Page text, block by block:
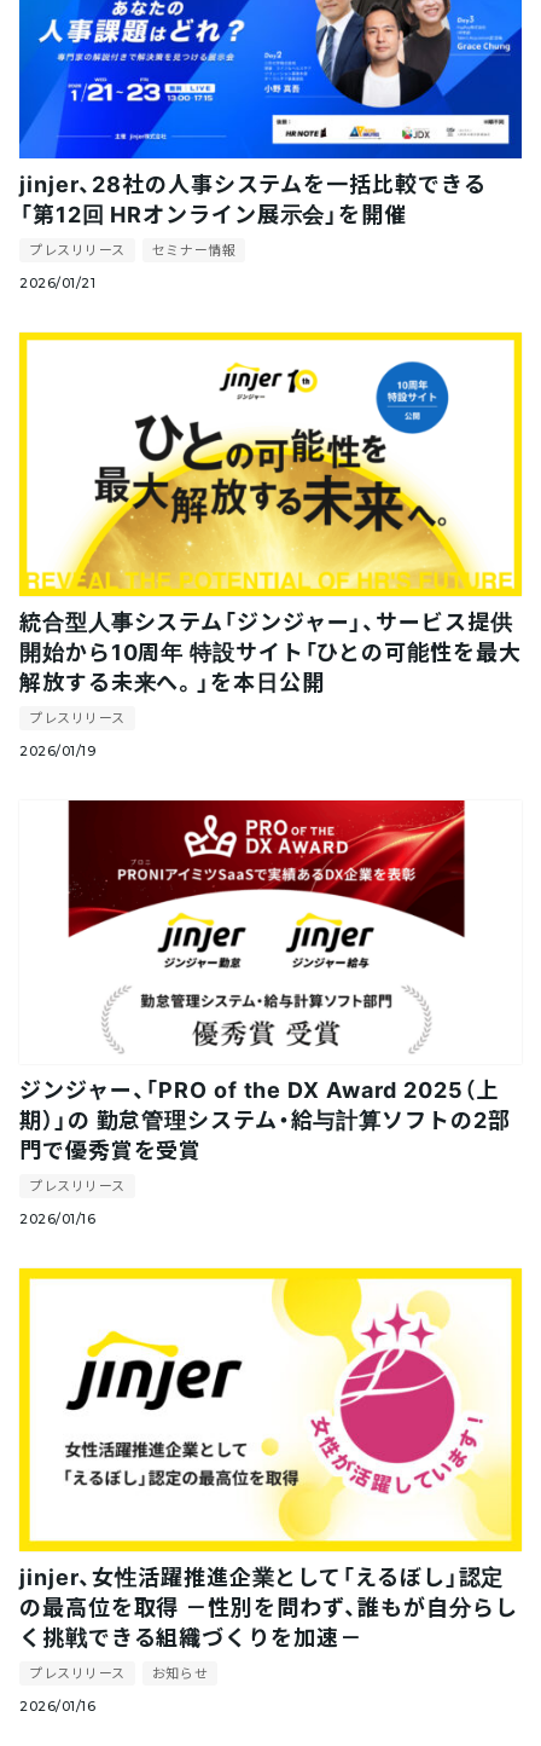
jinjer、28社の人事システムを一括比較できる
「第12回 HRオンライン展示会」を開催
プレスリリース セミナー情報
2026/01/21
統合型人事システム「ジンジャー」、サービス提供
開始から10周年 特設サイト「ひとの可能性を最大
解放する未来へ。」を本日公開
プレスリリース
2026/01/19
ジンジャー、「PRO of the DX Award 2025（上
期）」の 勤怠管理システム・給与計算ソフトの2部
門で優秀賞を受賞
プレスリリース
2026/01/16
jinjer、女性活躍推進企業として「えるぼし」認定
の最高位を取得 －性別を問わず、誰もが自分らし
く挑戦できる組織づくりを加速－
プレスリリース お知らせ
2026/01/16